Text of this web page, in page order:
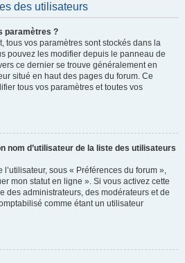
des utilisateurs
paramètres ?
tous vos paramètres sont stockés dans la
pouvez les modifier depuis le panneau de
ce dernier se trouve généralement en
situé en haut des pages du forum. Ce
tous vos paramètres et toutes vos
nom d’utilisateur de la liste des utilisateurs
sous « Préférences du forum »,
mon statut en ligne ». Si vous activez cette
des administrateurs, des modérateurs et de
comme étant un utilisateur